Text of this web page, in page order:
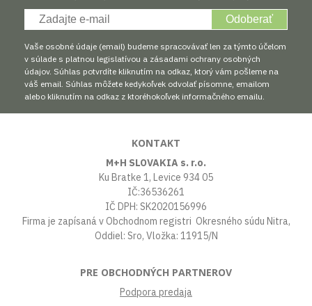
Odoberať
Vaše osobné údaje (email) budeme spracovávať len za týmto účelom
v súlade s platnou legislatívou a zásadami ochrany osobných
údajov. Súhlas potvrdíte kliknutím na odkaz, ktorý vám pošleme na
váš email. Súhlas môžete kedykoľvek odvolať písomne, emailom
alebo kliknutím na odkaz z ktoréhokoľvek informačného emailu.
KONTAKT
M+H SLOVAKIA s. r.o.
Ku Bratke 1, Levice 934 05
IČ:36536261
IČ DPH: SK2020156996
Firma je zapísaná v Obchodnom registri Okresného súdu Nitra,
Oddiel: Sro, Vložka: 11915/N
PRE OBCHODNÝCH PARTNEROV
Podpora predaja